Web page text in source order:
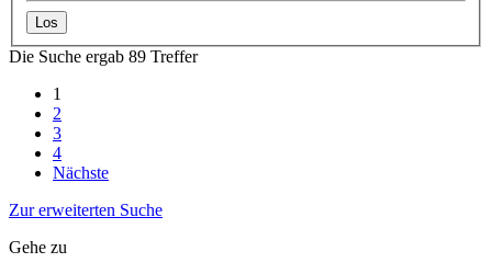
Die Suche ergab 89 Treffer
1
2
3
4
Nächste
Zur erweiterten Suche
Gehe zu